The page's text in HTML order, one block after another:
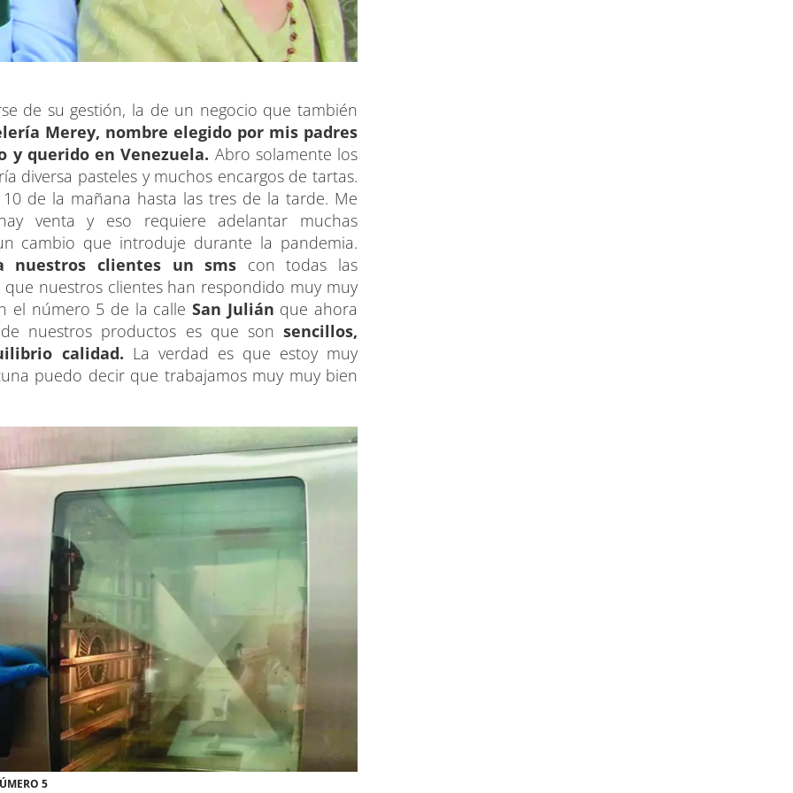
de su gestión, la de un negocio que también
Merey, nombre elegido por mis padres
y querido en Venezuela. Abro solamente los
diversa pasteles y muchos encargos de tartas.
de la mañana hasta las tres de la tarde. Me
venta y eso requiere adelantar muchas
cambio que introduje durante la pandemia.
nuestros clientes un sms con todas las
nuestros clientes han respondido muy muy
el número 5 de la calle San Julián que ahora
nuestros productos es que son sencillos,
calidad. La verdad es que estoy muy
puedo decir que trabajamos muy muy bien
5